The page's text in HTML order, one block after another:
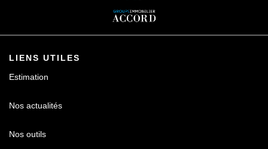
LIENS UTILES
Estimation
Nos actualités
Nos outils